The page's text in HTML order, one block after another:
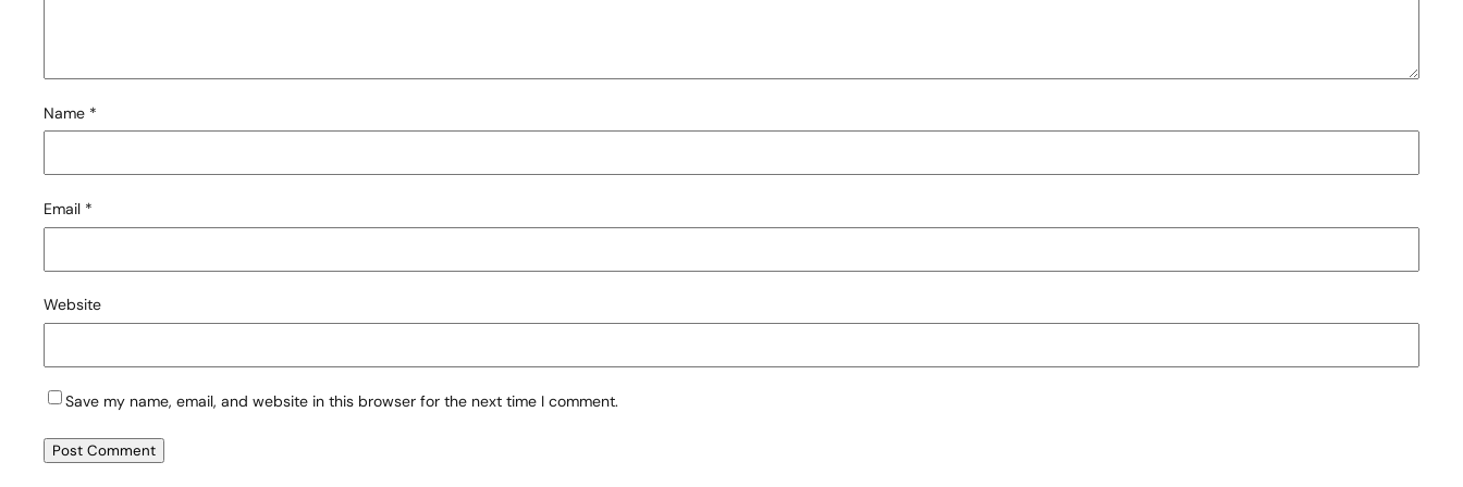
Name *
Email *
Website
Save my name, email, and website in this browser for the next time I comment.